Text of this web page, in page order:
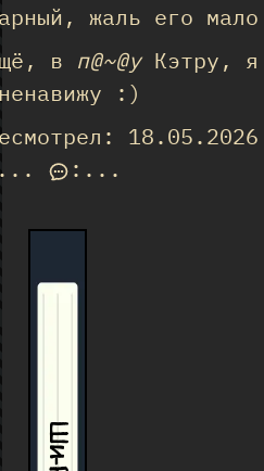
жаль его мало
в п@~@уКэтру, я
:)
18.05.2026
: ...